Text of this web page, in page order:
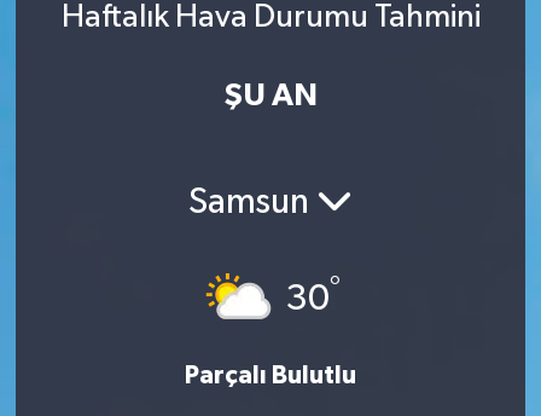
Haftalık Hava Durumu Tahmini
ŞU AN
Samsun
30°
Parçalı Bulutlu
Eskişehir
Haber Arşivi